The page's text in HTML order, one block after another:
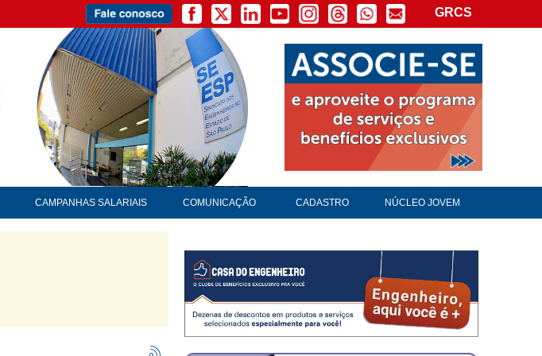
GRCS
CAMPANHAS SALARIAIS COMUNICAÇÃO CADASTRO NÚCLEO JOVEM